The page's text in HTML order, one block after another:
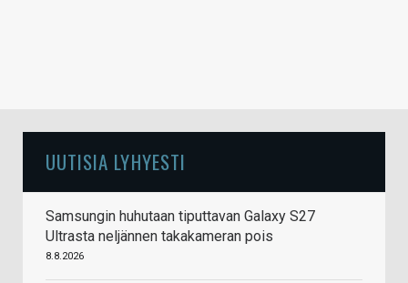
UUTISIA LYHYESTI
Samsungin huhutaan tiputtavan Galaxy S27
Ultrasta neljännen takakameran pois
8.8.2026